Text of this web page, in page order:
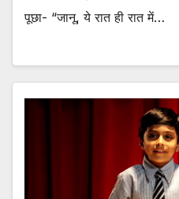
पूछा- “जानू, ये रात ही रात में…